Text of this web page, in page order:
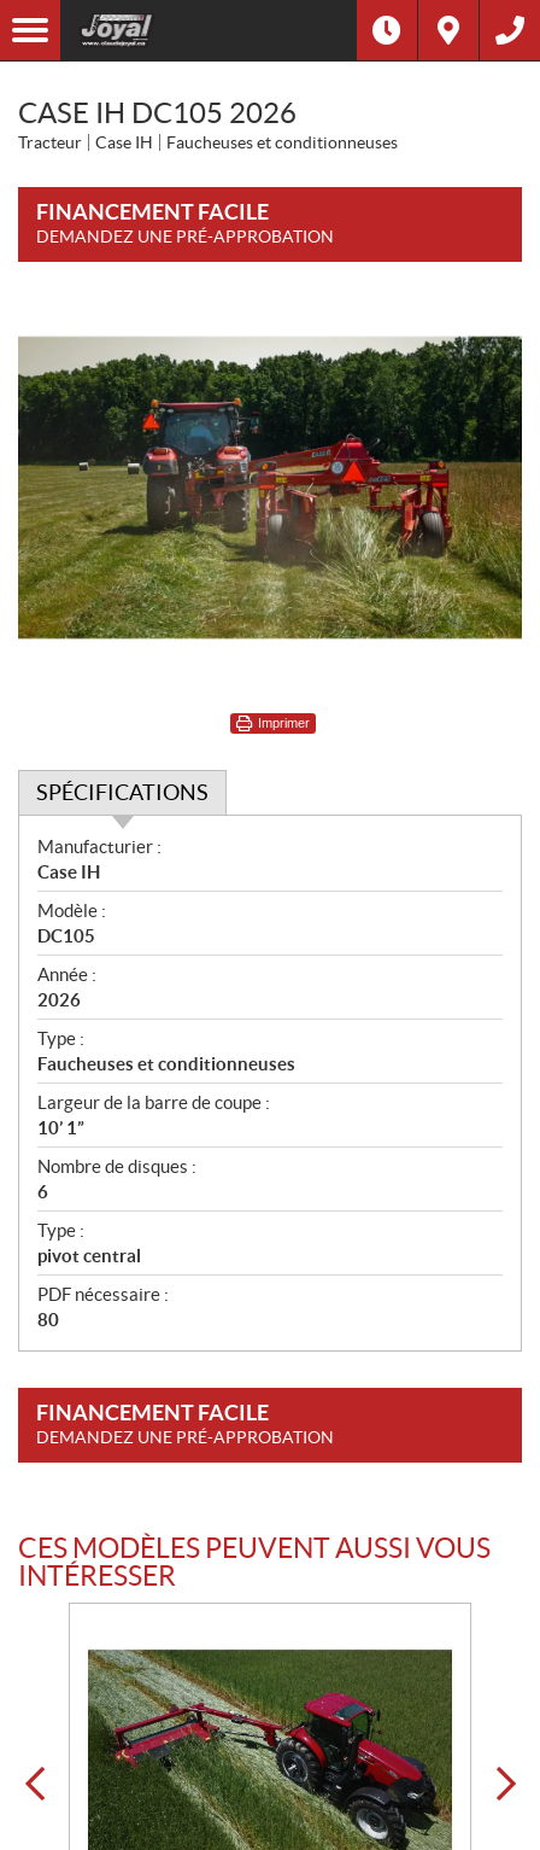
CASE IH DC105 2026
Tracteur Case IH Faucheuses et conditionneuses
FINANCEMENT FACILE
DEMANDEZ UNE PRÉ-APPROBATION
Imprimer
SPÉCIFICATIONS
S
p
é
c
i
f
i
c
a
t
i
o
n
s
Manufacturier :
Case IH
Modèle :
DC105
Année :
2026
Type :
Faucheuses et conditionneuses
Largeur de la barre de coupe :
10’ 1”
Nombre de disques :
6
Type :
pivot central
PDF nécessaire :
80
FINANCEMENT FACILE
DEMANDEZ UNE PRÉ-APPROBATION
CES MODÈLES PEUVENT AUSSI VOUS
INTÉRESSER